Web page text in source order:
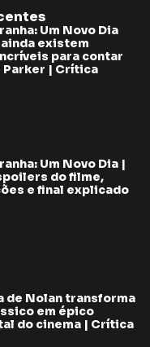
Um Novo Dia
existem
para contar
Parker | Crítica
Um Novo Dia |
do filme,
e final explicado
de Nolan transforma
em épico
do cinema | Crítica